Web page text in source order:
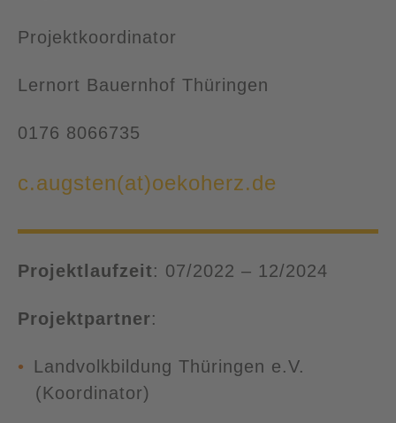
Projektkoordinator
Lernort Bauernhof Thüringen
0176 8066735
c.augsten(at)oekoherz.de
Projektlaufzeit: 07/2022 – 12/2024
Projektpartner:
Landvolkbildung Thüringen e.V.
(Koordinator)